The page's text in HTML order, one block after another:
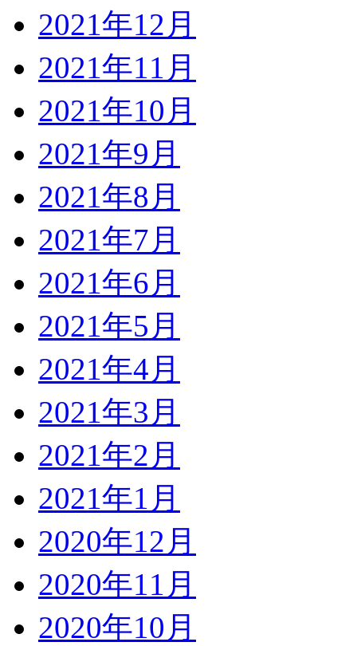
2021年12月
2021年11月
2021年10月
2021年9月
2021年8月
2021年7月
2021年6月
2021年5月
2021年4月
2021年3月
2021年2月
2021年1月
2020年12月
2020年11月
2020年10月